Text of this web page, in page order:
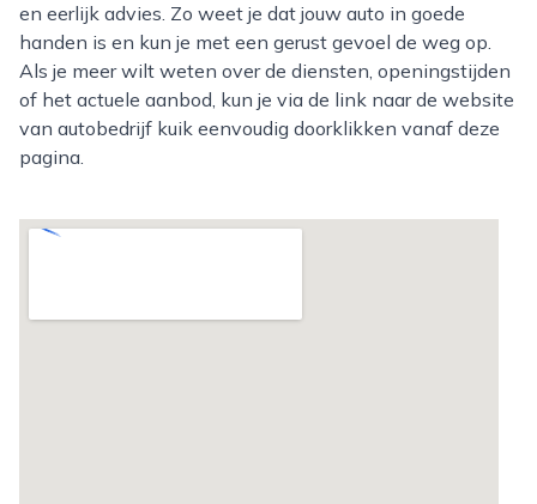
en eerlijk advies. Zo weet je dat jouw auto in goede
handen is en kun je met een gerust gevoel de weg op.
Als je meer wilt weten over de diensten, openingstijden
of het actuele aanbod, kun je via de link naar de website
van autobedrijf kuik eenvoudig doorklikken vanaf deze
pagina.